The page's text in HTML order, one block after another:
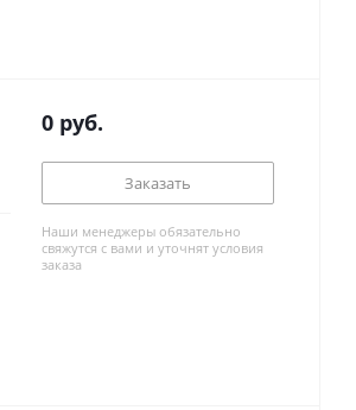
0 руб.
Заказать
Наши менеджеры обязательно
свяжутся с вами и уточнят условия
заказа